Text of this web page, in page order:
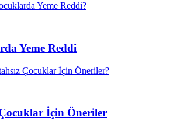
Yeme Reddi
Çocuklar İçin Öneriler